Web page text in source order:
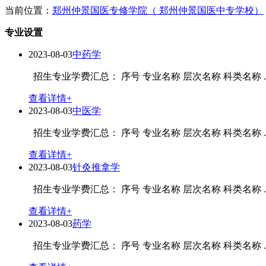
当前位置： 郑州仲景国医专修学院（ 郑州仲景国医中专学校）
专业设置
2023-08-03中药学
招生专业学费汇总： 序号 专业名称 层次名称 科类名称
查看详情+
2023-08-03中医学
招生专业学费汇总： 序号 专业名称 层次名称 科类名称
查看详情+
2023-08-03针灸推拿学
招生专业学费汇总： 序号 专业名称 层次名称 科类名称
查看详情+
2023-08-03药学
招生专业学费汇总： 序号 专业名称 层次名称 科类名称